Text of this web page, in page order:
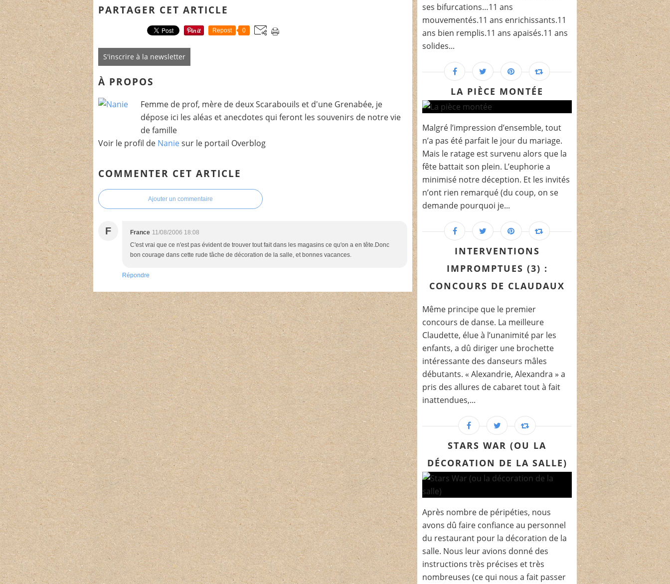
PARTAGER CET ARTICLE
Repost 0
S'inscrire à la newsletter
À PROPOS
Femme de prof, mère de deux Scarabouils et d'une Grenabée, je
dépose ici les aléas et anecdotes qui feront les souvenirs de notre vie
de famille
Voir le profil de Naniesur le portail Overblog
COMMENTER CET ARTICLE
Ajouter un commentaire
F France 11/08/2006 18:08
C'est vrai que ce n'est pas évident de trouver tout fait dans les magasins ce qu'on a en tête.Donc
bon courage dans cette rude tâche de décoration de la salle, et bonnes vacances.
Répondre
ses bifurcations…11 ans
mouvementés.11 ans enrichissants.11
ans bien remplis.11 ans apaisés.11 ans
solides...
LA PIÈCE MONTÉE
Malgré l’impression d’ensemble, tout
n’a pas été parfait le jour du mariage.
Mais le ratage est survenu alors que la
fête battait son plein. L’euphorie a
minimisé notre déception. Et les invités
n’ont rien remarqué (du coup, on se
demande pourquoi je...
INTERVENTIONS
IMPROMPTUES (3) :
CONCOURS DE CLAUDAUX
Même principe que le premier
concours de danse. La meilleure
Claudette, élue à l’unanimité par les
enfants, a dû diriger une brochette
intéressante des danseurs mâles
débutants. « Alexandrie, Alexandra » a
pris des allures de cabaret tout à fait
inattendues,...
STARS WAR (OU LA
DÉCORATION DE LA SALLE)
Après nombre de péripéties, nous
avons dû faire confiance au personnel
du restaurant pour la décoration de la
salle. Nous leur avions donné des
instructions très précises et très
nombreuses (ce qui nous a fait passer